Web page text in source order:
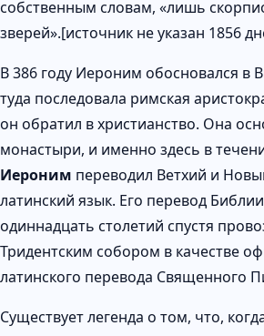
собственным словам, «лишь
зверей».[источник не указан 1856
В 386 году Иероним обосновался в
туда последовала римская
он обратил в христианство. Она
монастыри, и именно здесь в
Иероним переводил Ветхий и
латинский язык. Его перевод
одиннадцать столетий спустя
Тридентским собором в качестве
латинского перевода Священного
Существует легенда о том, что,